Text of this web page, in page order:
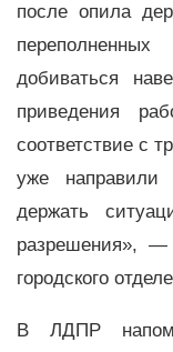
после опила
добиваться
приведения
соответствие с
уже направили
держать
разрешения», —
городского
В ЛДПР